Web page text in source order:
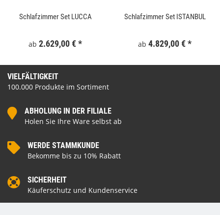
Schlafzimmer Set LUCCA
ab 2.629,00 €*
Schlafzimmer Set ISTANBUL
ab 4.829,00 €*
VIELFÄLTIGKEIT
100.000 Produkte im Sortiment
ABHOLUNG IN DER FILIALE
Holen Sie Ihre Ware selbst ab
WERDE STAMMKUNDE
Bekomme bis zu 10% Rabatt
SICHERHEIT
Käuferschutz und Kundenservice